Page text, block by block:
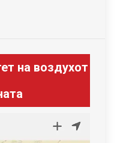
на воздухот